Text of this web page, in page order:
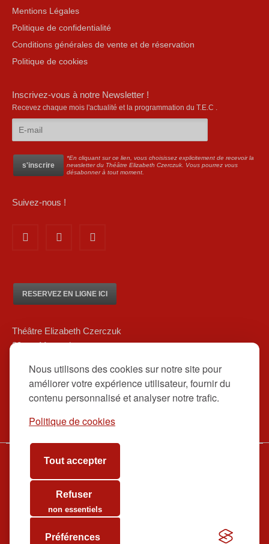
Nous utilisons des cookies sur notre site pour
améliorer votre expérience utilisateur, fournir du
contenu personnalisé et analyser notre trafic.
Politique de cookies
Tout accepter
Refuser
non essentiels
Préférences
Mentions Légales
Politique de confidentialité
Conditions générales de vente et de réservation
Politique de cookies
Inscrivez-vous à notre Newsletter !
Recevez chaque mois l'actualité et la programmation du T.E.C .
*En cliquant sur ce lien, vous choisissez explicitement de recevoir la
newsletter du Théâtre Elizabeth Czerczuk. Vous pourrez vous
désabonner à tout moment.
Suivez-nous !
RESERVEZ EN LIGNE ICI
Théâtre Elizabeth Czerczuk
20 rue Marsoulan
01 84 83 08 80/ 06 12 16 48 39
contact@theatreelizabethczerczuk.fr